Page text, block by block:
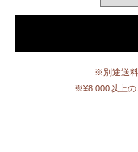
※別途送料
※¥8,000以上の